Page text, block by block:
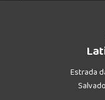
Estrada